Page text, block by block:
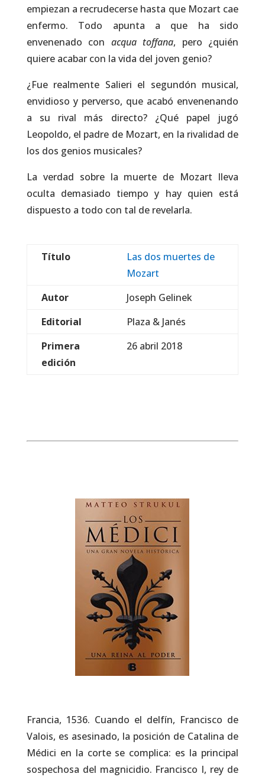
empiezan a recrudecerse hasta que Mozart cae
enfermo. Todo apunta a que ha sido
envenenado con acqua toffana, pero ¿quién
quiere acabar con la vida del joven genio?
¿Fue realmente Salieri el segundón musical,
envidioso y perverso, que acabó envenenando
a su rival más directo? ¿Qué papel jugó
Leopoldo, el padre de Mozart, en la rivalidad de
los dos genios musicales?
La verdad sobre la muerte de Mozart lleva
oculta demasiado tiempo y hay quien está
dispuesto a todo con tal de revelarla.
Título
Las dos muertes de
Mozart
Autor
Joseph Gelinek
Editorial
Plaza & Janés
Primera
edición
26 abril 2018
Francia, 1536. Cuando el delfín, Francisco de
Valois, es asesinado, la posición de Catalina de
Médici en la corte se complica: es la principal
sospechosa del magnicidio. Francisco I, rey de